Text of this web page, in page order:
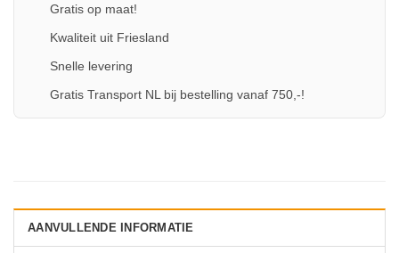
Gratis op maat!
Kwaliteit uit Friesland
Snelle levering
Gratis Transport NL bij bestelling vanaf 750,-!
AANVULLENDE INFORMATIE